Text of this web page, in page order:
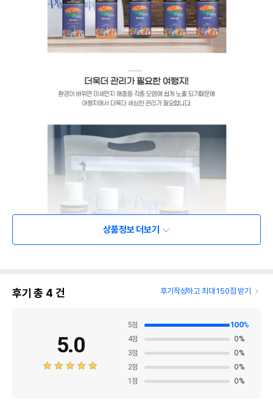
상품정보 더보기
후기 총 4 건 후기작성하고 최대 150점 받기
5.0
5점 100%
4점 0%
3점 0%
2점 0%
1 점 0%